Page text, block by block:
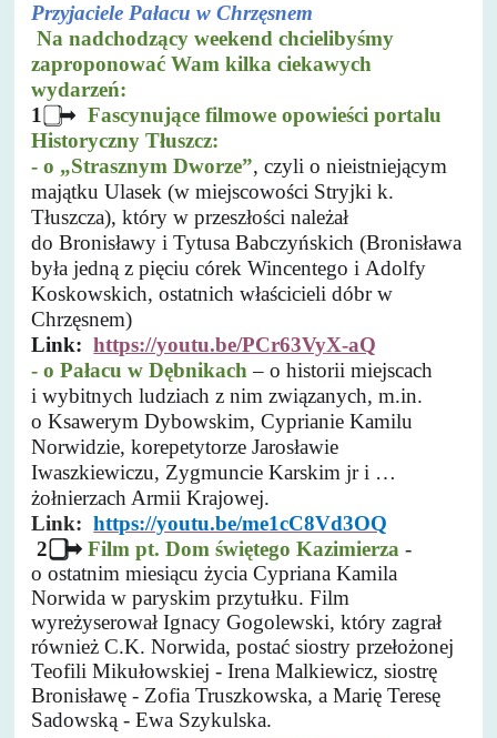
Przyjaciele Pałacu w Chrzęsnem
Na nadchodzący weekend chcielibyśmy
zaproponować Wam kilka ciekawych
wydarzeń:
1
➡ Fascynujące filmowe opowieści portalu
Historyczny Tłuszcz:
- o „Strasznym Dworze”, czyli o nieistniejącym
majątku Ulasek (w miejscowości Stryjki k.
Tłuszcza), który w przeszłości należał
do Bronisławy i Tytusa Babczyńskich (Bronisława
była jedną z pięciu córek Wincentego i Adolfy
Koskowskich, ostatnich właścicieli dóbr w
Chrzęsnem)
Link:https://youtu.be/PCr63VyX-aQ
- o Pałacu w Dębnikach – o historii miejscach
i wybitnych ludziach z nim związanych, m.in.
o Ksawerym Dybowskim, Cyprianie Kamilu
Norwidzie, korepetytorze Jarosławie
Iwaszkiewiczu, Zygmuncie Karskim jr i …
żołnierzach Armii Krajowej.
Link:https://youtu.be/me1cC8Vd3OQ
2➡ Film pt. Dom świętego Kazimierza -
o ostatnim miesiącu życia Cypriana Kamila
Norwida w paryskim przytułku. Film
wyreżyserował Ignacy Gogolewski, który zagrał
również C.K. Norwida, postać siostry przełożonej
Teofili Mikułowskiej - Irena Malkiewicz, siostrę
Bronisławę - Zofia Truszkowska, a Marię Teresę
Sadowską - Ewa Szykulska.